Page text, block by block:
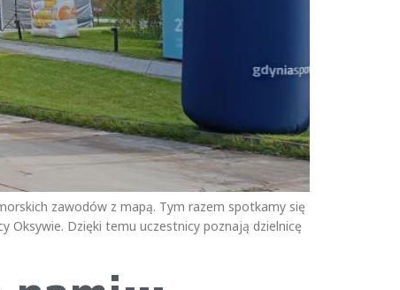
zawodów z mapą. Tym razem spotkamy się
Oksywie. Dzięki temu uczestnicy poznają dzielnicę